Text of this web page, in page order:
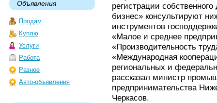
Объявления
Продам
Куплю
Услуги
Работа
Разное
Авто-объявления
регистрации
бизнес» консультируют
инструментов
«Малое и среднее
«Производительность
«Международная
региональных и
рассказал министр
предпринимательства
Черкасов.